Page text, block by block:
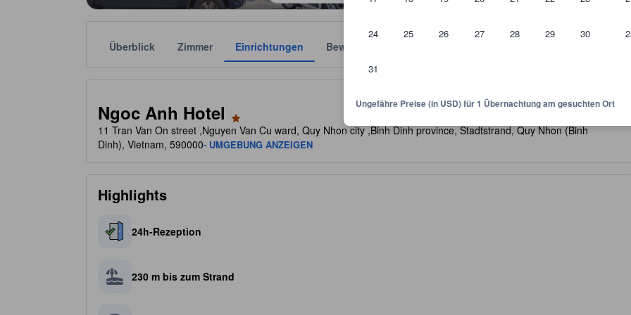
24 25 26 27 28 29 30
31
Ungefähre Preise (in USD) für 1 Übernachtung am gesuchten Ort
Überblick Zimmer Einrichtungen Bewertungen
Ngoc Anh Hotel
11 Tran Van On street ,Nguyen Van Cu ward, Quy Nhon city ,Binh Dinh province, Stadtstrand, Quy Nhon (Binh
Dinh), Vietnam, 590000- UMGEBUNG ANZEIGEN
Highlights
24h-Rezeption
230 m bis zum Strand